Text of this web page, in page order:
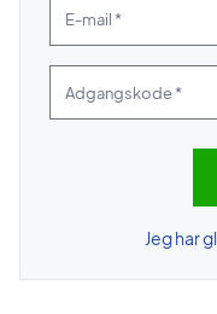
Jeg har